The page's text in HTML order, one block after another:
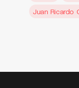
Juan Ricardo